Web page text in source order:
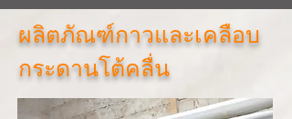
ผลิตภัณฑ์กาวและเคลือบ
กระดานโต้คลื่น